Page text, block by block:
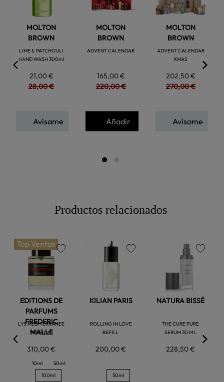
MOLTON
BROWN
LIME & PATCHOULI
HAND WASH 300ml
21,00 €
28,00 €
Avísame
MOLTON
BROWN
ADVENT CALENDAR
165,00 €
220,00 €
Añadir
MOLTON
BROWN
ADVENT CALENDAR
XMAS
202,50 €
270,00 €
Avísame
Productos relacionados
Top Ventas
EDITIONS DE
PARFUMS
FREDERIC
MALLE
LYS MEDITERRANEE
PERFUME
310,00 €
10ml
50ml
100ml
KILIAN PARIS
ROLLING IN LOVE
REFILL
200,00 €
50ml
NATURA BISSÉ
THE CURE PURE
SERUM 30 M L
228,50 €